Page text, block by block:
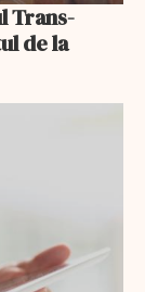
Trans-
de la